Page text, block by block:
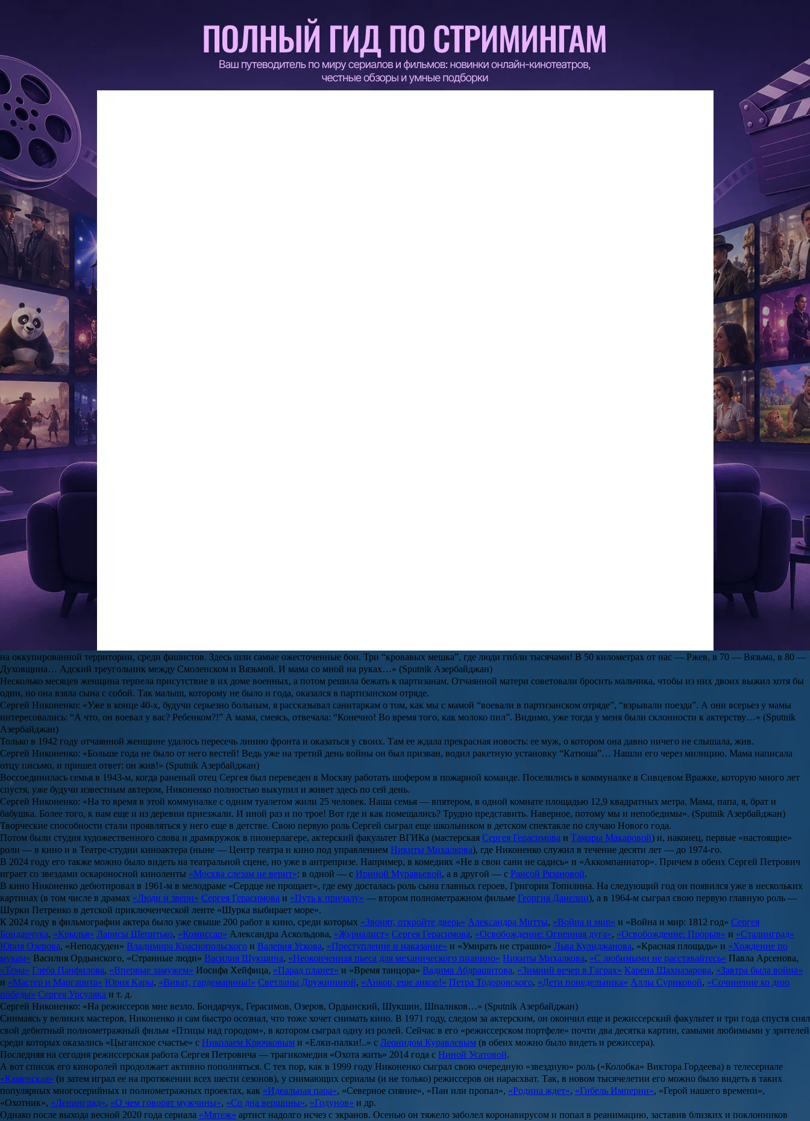
Эксклюзив Реалити
Фильмы Сериалы Шоу
#Быт #Деньги #Дети #Дом
Питомцы
# Путешествия # Российские звезды лайфстайл
новость
отношения #реалити #
Промокоды Островок Промокоды Отелло
Промокоды Снежная Королева
Издательство Рекламодателям
Персоны
Сергей Никоненко
Актер, Участник, Режиссер
Дата и место рождения:
Семейное положение:Ирина Мельникова (в разводе, нет детей), Евгения Никоненко (в разводе, нет детей), Екатерина Воронина (в браке, 1 ребёнок)
Биография
Реклама
Сергей Никоненко
Сергей Никоненко
родился 16 апреля 1941 года в Москве. Его родители были самыми простыми людьми: отец, Петр Никанорович, работал шофером, мать, Нина Михайловна, стеклодувщицей
на ламповом заводе. Жили на Арбате, занимая одну из шести комнат в коммуналке.
Похудела на 140 кг: Элнара Меликова из шоу «Большие девочки» поделилась результатами преображения
Уроженка Самары громко заявила о себе в 2024 году, став одной из участниц масштабного реалити «Пятницы!». Тогда вес девушки составлял 215 килограммов. Однако дойти до финала проекта
и получить фигуру мечты у нее не вышло.
Читать полностью
на оккупированной территории, среди фашистов. Здесь шли самые ожесточенные бои. Три “кровавых мешка”, где люди гибли тысячами! В 50 километрах от нас — Ржев, в 70 — Вязьма, в 80 —
Духовщина… Адский треугольник между Смоленском и Вязьмой. И мама со мной на руках…» (Sputnik Азербайджан)
Несколько месяцев женщина терпела присутствие в их доме военных, а потом решила бежать к партизанам. Отчаянной матери советовали бросить мальчика, чтобы из них двоих выжил хотя бы
один, но она взяла сына с собой. Так малыш, которому не было и года, оказался в партизанском отряде.
Сергей Никоненко: «Уже в конце 40-х, будучи серьезно больным, я рассказывал санитаркам о том, как мы с мамой “воевали в партизанском отряде”, “взрывали поезда”. А они всерьез у мамы
интересовались: “А что, он воевал у вас? Ребенком?!” А мама, смеясь, отвечала: “Конечно! Во время того, как молоко пил”. Видимо, уже тогда у меня были склонности к актерству…» (Sputnik
Азербайджан)
Только в 1942 году отчаянной женщине удалось пересечь линию фронта и оказаться у своих. Там ее ждала прекрасная новость: ее муж, о котором она давно ничего не слышала, жив.
Сергей Никоненко: «Больше года не было от него вестей! Ведь уже на третий день войны он был призван, водил ракетную установку “Катюша”… Нашли его через милицию. Мама написала
отцу письмо, и пришел ответ: он жив!» (Sputnik Азербайджан)
Воссоединилась семья в 1943-м, когда раненый отец Сергея был переведен в Москву работать шофером в пожарной команде. Поселились в коммуналке в Сивцевом Вражке, которую много лет
спустя, уже будучи известным актером, Никоненко полностью выкупил и живет здесь по сей день.
Сергей Никоненко: «На то время в этой коммуналке с одним туалетом жили 25 человек. Наша семья — впятером, в одной комнате площадью 12,9 квадратных метра. Мама, папа, я, брат и
бабушка. Более того, к нам еще и из деревни приезжали. И иной раз и по трое! Вот где и как помещались? Трудно представить. Наверное, потому мы и непобедимы». (Sputnik Азербайджан)
Творческие способности стали проявляться у него еще в детстве. Свою первую роль Сергей сыграл еще школьником в детском спектакле по случаю Нового года.
Потом были студия художественного слова и драмкружок в пионерлагере, актерский факультет ВГИКа (мастерская Сергея Герасимова и Тамары Макаровой) и, наконец, первые «настоящие»
роли — в кино и в Театре-студии киноактера (ныне — Центр театра и кино под управлением Никиты Михалкова), где Никоненко служил в течение десяти лет — до 1974-го.
В 2024 году его также можно было видеть на театральной сцене, но уже в антрепризе. Например, в комедиях «Не в свои сани не садись» и «Аккомпаниатор». Причем в обеих Сергей Петрович
играет со звездами оскароносной киноленты «Москва слезам не верит»: в одной — с Ириной Муравьевой, а в другой — с Раисой Рязановой.
В кино Никоненко дебютировал в 1961-м в мелодраме «Сердце не прощает», где ему досталась роль сына главных героев, Григория Топилина. На следующий год он появился уже в нескольких
картинах (в том числе в драмах «Люди и звери» Сергея Герасимова и «Путь к причалу» — втором полнометражном фильме Георгия Данелии), а в 1964-м сыграл свою первую главную роль —
Шурки Петренко в детской приключенческой ленте «Шурка выбирает море».
К 2024 году в фильмографии актера было уже свыше 200 работ в кино, среди которых «Звонят, откройте дверь» Александра Митты, «Война и мир» и «Война и мир: 1812 год» Сергея
Бондарчука, «Крылья» Ларисы Шепитько, «Комиссар» Александра Аскольдова, «Журналист» Сергея Герасимова, «Освобождение: Огненная дуга», «Освобождение: Прорыв» и «Сталинград»
Юрия Озерова, «Неподсуден» Владимира Краснопольского и Валерия Ускова, «Преступление и наказание» и «Умирать не страшно» Льва Кулиджанова, «Красная площадь» и «Хождение по
мукам» Василия Ордынского, «Странные люди» Василия Шукшина, «Неоконченная пьеса для механического пианино» Никиты Михалкова, «С любимыми не расставайтесь» Павла Арсенова,
«Тема» Глеба Панфилова, «Впервые замужем» Иосифа Хейфица, «Парад планет» и «Время танцора» Вадима Абдрашитова, «Зимний вечер в Гаграх» Карена Шахназарова, «Завтра была война»
и «Мастер и Маргарита» Юрия Кары, «Виват, гардемарины!» Светланы Дружининой, «Анкор, еще анкор!» Петра Тодоровского, «Дети понедельника» Аллы Суриковой, «Сочинение ко дню
победы» Сергея Урсуляка и т. д.
Сергей Никоненко: «На режиссеров мне везло. Бондарчук, Герасимов, Озеров, Ордынский, Шукшин, Шпаликов…» (Sputnik Азербайджан)
Снимаясь у великих мастеров, Никоненко и сам быстро осознал, что тоже хочет снимать кино. В 1971 году, следом за актерским, он окончил еще и режиссерский факультет и три года спустя снял
свой дебютный полнометражный фильм «Птицы над городом», в котором сыграл одну из ролей. Сейчас в его «режиссерском портфеле» почти два десятка картин, самыми любимыми у зрителей
среди которых оказались «Цыганское счастье» с Николаем Крючковым и «Елки-палки!..» с Леонидом Куравлевым (в обеих можно было видеть и режиссера).
Последняя на сегодня режиссерская работа Сергея Петровича — трагикомедия «Охота жить» 2014 года с Ниной Усатовой.
А вот список его киноролей продолжает активно пополняться. С тех пор, как в 1999 году Никоненко сыграл свою очередную «звездную» роль («Колобка» Виктора Гордеева) в телесериале
«Каменская» (и затем играл ее на протяжении всех шести сезонов), у снимающих сериалы (и не только) режиссеров он нарасхват. Так, в новом тысячелетии его можно было видеть в таких
популярных многосерийных и полнометражных проектах, как «Идеальная пара», «Северное сияние», «Пан или пропал», «Родина ждет», «Гибель Империи», «Герой нашего времени»,
«Охотник», «Ленинград», «О чем говорят мужчины», «Со дна вершины», «Годунов» и др.
Однако после выхода весной 2020 года сериала «Мятеж» артист надолго исчез с экранов. Осенью он тяжело заболел коронавирусом и попал в реанимацию, заставив близких и поклонников